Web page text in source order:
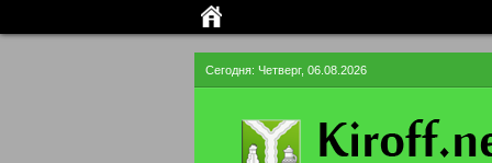
Сегодня: Четверг, 06.08.2026